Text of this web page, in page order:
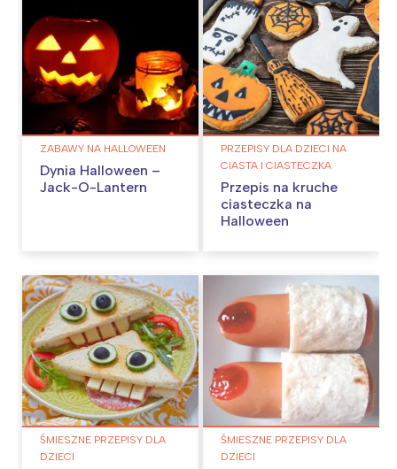
ZABAWY NA HALLOWEEN
Dynia Halloween –
Jack-O-Lantern
PRZEPISY DLA DZIECI NA
CIASTA I CIASTECZKA
Przepis na kruche
ciasteczka na
Halloween
ŚMIESZNE PRZEPISY DLA
DZIECI
ŚMIESZNE PRZEPISY DLA
DZIECI